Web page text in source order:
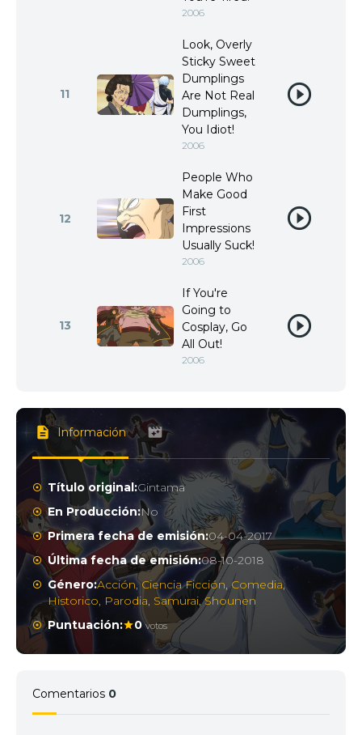
2006
11
Look, Overly
Sticky Sweet
Dumplings
Are Not Real
Dumplings,
You Idiot!
2006
12
People Who
Make Good
First
Impressions
Usually Suck!
2006
13
If You're
Going to
Cosplay, Go
All Out!
2006
Información
Título original:Gintama
En Producción:No
Primera fecha de emisión:04-04-2017
Última fecha de emisión:08-10-2018
Género:Acción,Ciencia Ficción,Comedia,
Historico, Parodia, Samurai,Shounen
Puntuación:
0 votos
Comentarios 0